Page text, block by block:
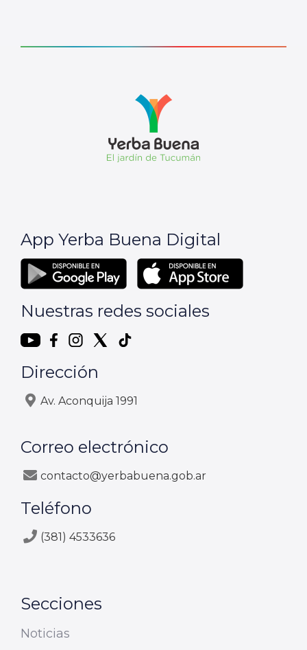
App Yerba Buena Digital
Nuestras redes sociales
Dirección
Av. Aconquija 1991
Correo electrónico
contacto@yerbabuena.gob.ar
Teléfono
(381) 4533636
Secciones
Noticias